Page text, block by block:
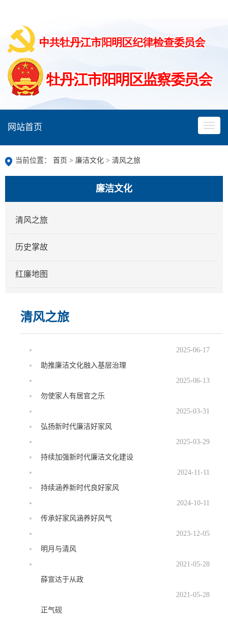
网站首页
当前位置： 首页 > 廉洁文化 > 清风之旅
廉洁文化
清风之旅
历史掌故
红廉地图
清风之旅
2025-06-17
助推廉洁文化融入基层治理
2025-06-13
勿使家人有居官之乐
2025-03-31
弘扬新时代廉洁好家风
2025-03-29
持续加强新时代廉洁文化建设
2024-11-11
持续涵养新时代良好家风
2024-10-11
传承好家风涵养好风气
2023-12-05
明月与清风
2021-05-28
薛宣达于从政
2021-05-28
正气砚